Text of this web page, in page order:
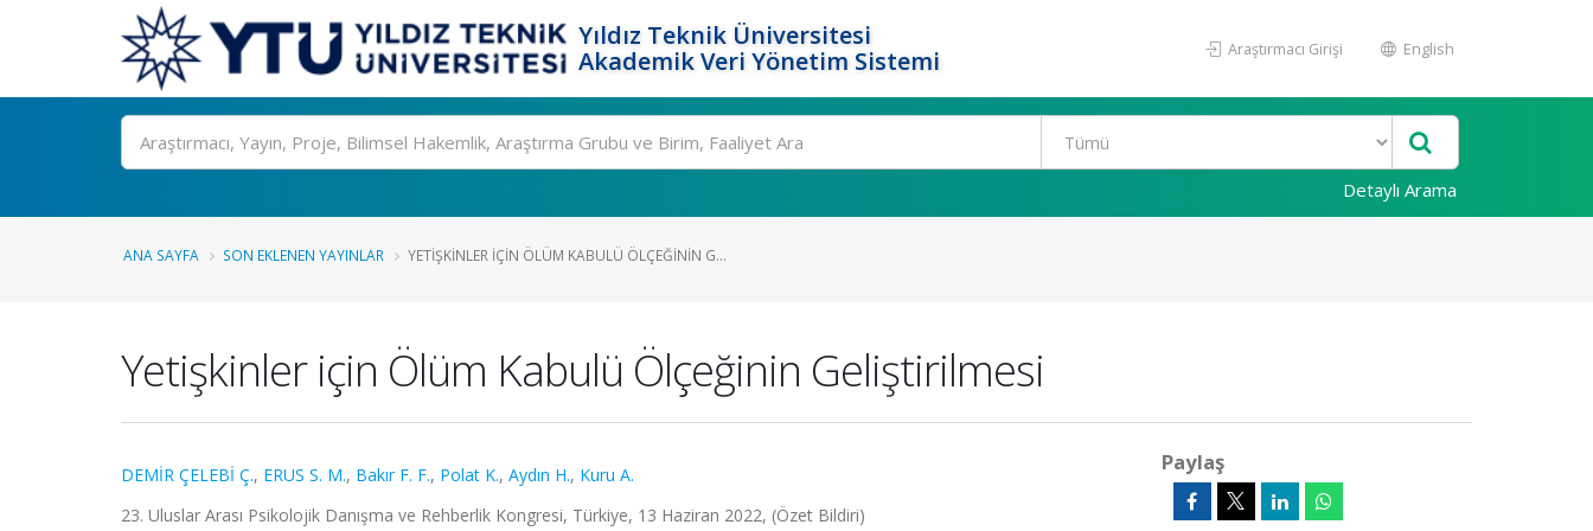
Yıldız Teknik Üniversitesi
Akademik Veri Yönetim Sistemi
Araştırmacı Girişi English
Ara
Detaylı Arama
ANA SAYFA SON EKLENEN YAYINLAR YETIŞKINLER IÇIN ÖLÜM KABULÜ ÖLÇEĞININ G...
Yetişkinler için Ölüm Kabulü Ölçeğinin Geliştirilmesi
DEMİR ÇELEBİ Ç., ERUS S. M., Bakır F. F., Polat K., Aydın H., Kuru A.
23. Uluslar Arası Psikolojik Danışma ve Rehberlik Kongresi, Türkiye, 13 Haziran 2022, (Özet Bildiri)
Paylaş